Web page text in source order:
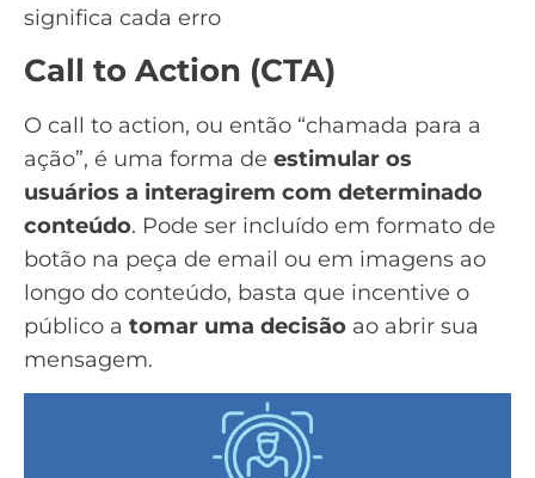
significa cada erro
Call to Action (CTA)
O call to action, ou então “chamada para a
ação”, é uma forma de estimular os
usuários a interagirem com determinado
conteúdo. Pode ser incluído em formato de
botão na peça de email ou em imagens ao
longo do conteúdo, basta que incentive o
público a tomar uma decisão ao abrir sua
mensagem.